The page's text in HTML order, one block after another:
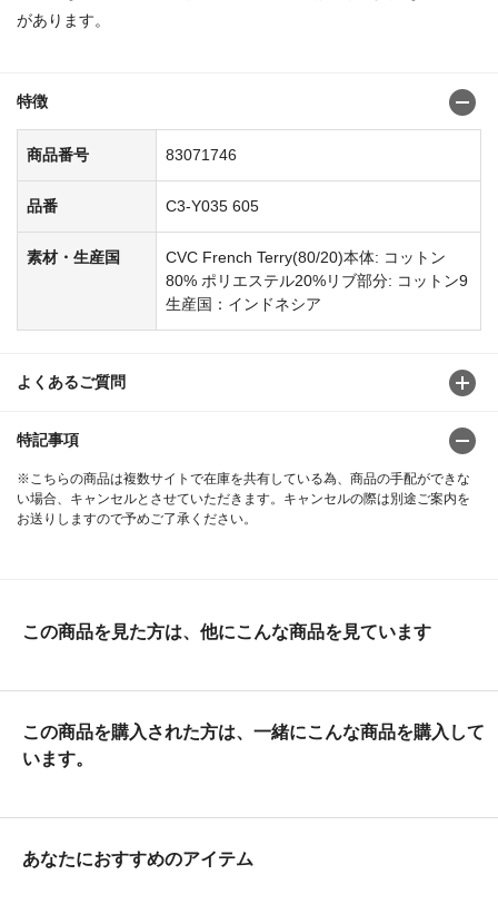
があります。
特徴
商品番号 83071746
品番 C3-Y035 605
素材・生産国
CVC French Terry(80/20)本体: コットン
80% ポリエステル20%リブ部分: コットン9
生産国：インドネシア
よくあるご質問
特記事項
※こちらの商品は複数サイトで在庫を共有している為、商品の手配ができな
い場合、キャンセルとさせていただきます。キャンセルの際は別途ご案内を
お送りしますので予めご了承ください。
この商品を見た方は、他にこんな商品を見ています
この商品を購入された方は、一緒にこんな商品を購入して
います。
あなたにおすすめのアイテム